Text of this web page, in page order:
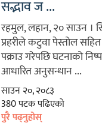
सद्भाव ज ...
रहमुल, लहान, २० साउन ।
प्रहरीले कटुवा पेस्तोल
पक्राउ गरेपछि घटनाको
आधारित अनुसन्धान ...
साउन २०, २०८३
380 पटक पढिएको
पुरै पढ्नुहोस्